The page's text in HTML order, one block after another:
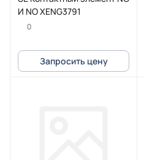
И NO XENG3791
0
Запросить цену